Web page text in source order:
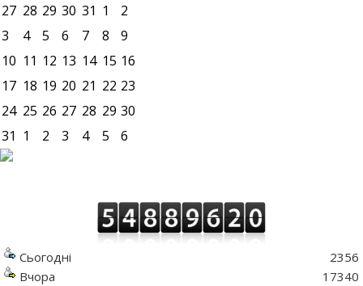
27 28 29 30 31 1
2
3
4 5 6 7 8
9
10 11 12 13 14 15 16
17 18 19 20 21 22 23
24 25 26 27 28 29 30
31 1 2 3 4 5 6
Сьогодні
Вчора
2356
17340